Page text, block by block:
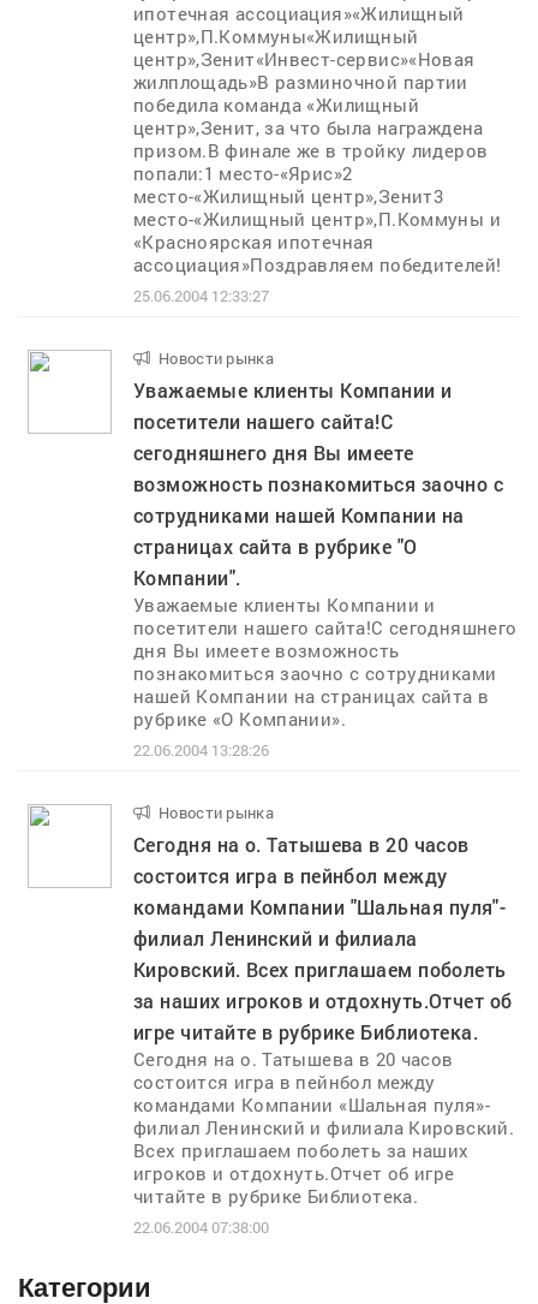
ипотечная ассоциация»«Жилищный
центр»,П.Коммуны«Жилищный
центр»,Зенит«Инвест-сервис»«Новая
жилплощадь»В разминочной партии
победила команда «Жилищный
центр»,Зенит, за что была награждена
призом.В финале же в тройку лидеров
попали:1 место-«Ярис»2
место-«Жилищный центр»,Зенит3
место-«Жилищный центр»,П.Коммуны и
«Красноярская ипотечная
ассоциация»Поздравляем победителей!
25.06.2004 12:33:27
Новости рынка
Уважаемые клиенты Компании и
посетители нашего сайта!С
сегодняшнего дня Вы имеете
возможность познакомиться заочно с
сотрудниками нашей Компании на
страницах сайта в рубрике "О
Компании".
Уважаемые клиенты Компании и
посетители нашего сайта!С сегодняшнего
дня Вы имеете возможность
познакомиться заочно с сотрудниками
нашей Компании на страницах сайта в
рубрике «О Компании».
22.06.2004 13:28:26
Новости рынка
Сегодня на о. Татышева в 20 часов
состоится игра в пейнбол между
командами Компании "Шальная пуля"-
филиал Ленинский и филиала
Кировский. Всех приглашаем поболеть
за наших игроков и отдохнуть.Отчет об
игре читайте в рубрике Библиотека.
Сегодня на о. Татышева в 20 часов
состоится игра в пейнбол между
командами Компании «Шальная пуля»-
филиал Ленинский и филиала Кировский.
Всех приглашаем поболеть за наших
игроков и отдохнуть.Отчет об игре
читайте в рубрике Библиотека.
22.06.2004 07:38:00
Категории